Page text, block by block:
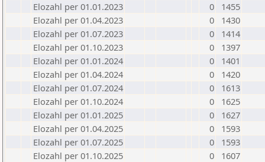
Elozahl per 01.01.2023
0
1455
Elozahl per 01.04.2023
0
1430
Elozahl per 01.07.2023
0
1414
Elozahl per 01.10.2023
0
1397
Elozahl per 01.01.2024
0
1401
Elozahl per 01.04.2024
0
1420
Elozahl per 01.07.2024
0
1613
Elozahl per 01.10.2024
0
1625
Elozahl per 01.01.2025
0
1627
Elozahl per 01.04.2025
0
1593
Elozahl per 01.07.2025
0
1593
Elozahl per 01.10.2025
0
1607